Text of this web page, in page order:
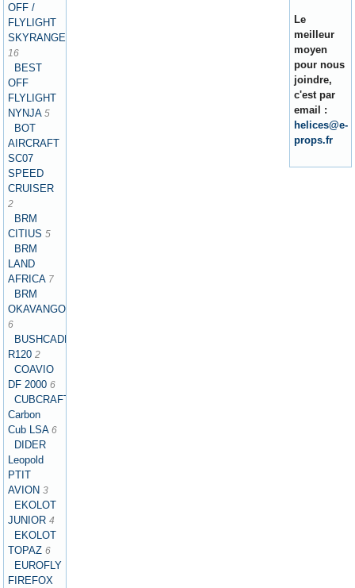
OFF /
FLYLIGHT
SKYRANGER
16
BEST
OFF
FLYLIGHT
NYNJA 5
BOT
AIRCRAFT
SC07
SPEED
CRUISER
2
BRM
CITIUS 5
BRM
LAND
AFRICA 7
BRM
OKAVANGO
6
BUSHCADDY
R1202
COAVIO
DF 2000 6
CUBCRAFTERS
Carbon
Cub LSA 6
DIDER
Leopold
PTIT
AVION 3
EKOLOT
JUNIOR 4
EKOLOT
TOPAZ 6
EUROFLY
FIREFOX
Le
meilleur
moyen
pour nous
joindre,
c'est par
email :
helices@e-
props.fr